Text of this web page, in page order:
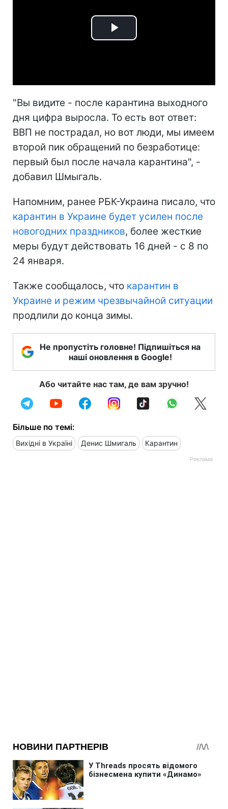
Play
"Вы видите - после карантина выходного
дня цифра выросла. То есть вот ответ:
ВВП не пострадал, но вот люди, мы имеем
второй пик обращений по безработице:
первый был после начала карантина", -
добавил Шмыгаль.
Напомним, ранее РБК-Украина писало, что
карантин в Украине будет усилен после
новогодних праздников, более жесткие
меры будут действовать 16 дней - с 8 по
24 января.
Также сообщалось, что карантин в
Украине и режим чрезвычайной ситуации
продлили до конца зимы.
Не пропустіть головне! Підпишіться на
наші оновлення в Google!
Або читайте нас там, де вам зручно!
Більше по темі:
Вихідні в Україні Денис Шмигаль Карантин